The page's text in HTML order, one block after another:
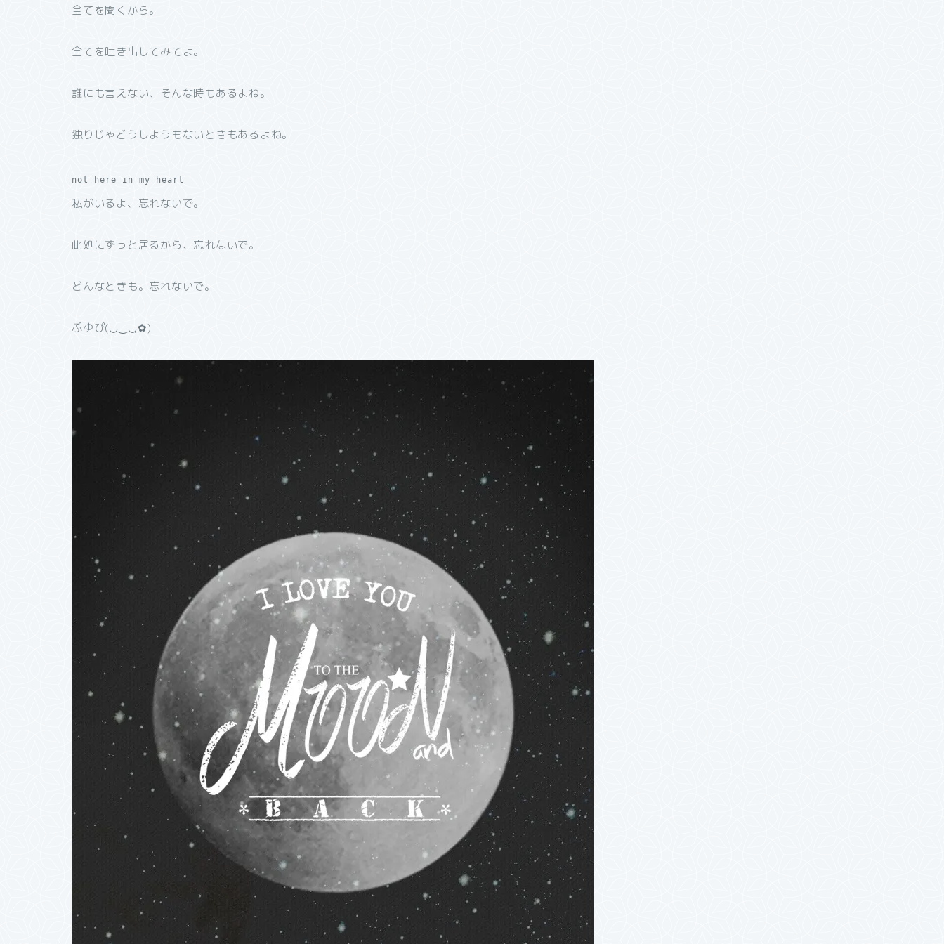
全てを聞くから。
全てを吐き出してみてよ。
誰にも言えない、そんな時もあるよね。
独りじゃどうしようもないときもあるよね。
not here in my heart
私がいるよ、忘れないで。
此処にずっと居るから、忘れないで。
どんなときも。忘れないで。
ぷゆぴ(◡‿◡ฺ✿)